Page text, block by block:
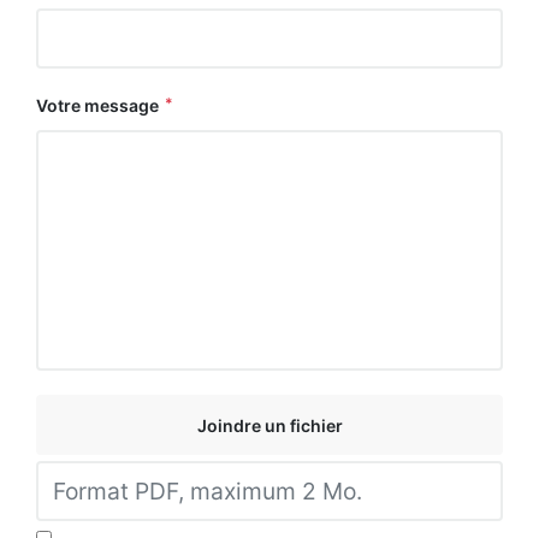
Votre message
Joindre un fichier